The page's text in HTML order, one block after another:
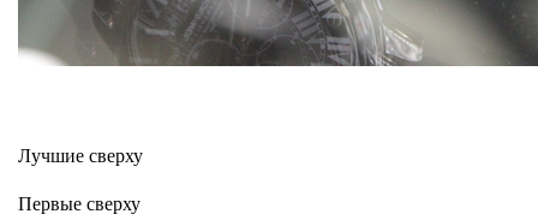
Лучшие сверху
Первые сверху